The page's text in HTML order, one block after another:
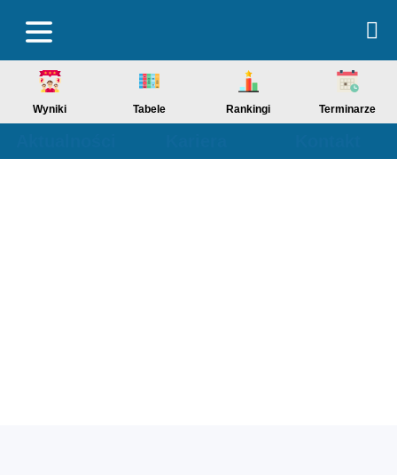
Wyniki Tabele Rankingi Terminarze